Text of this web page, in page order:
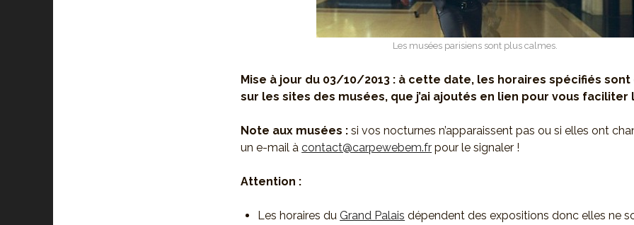
Les musées parisiens sont plus calmes.
Mise à jour du 03/10/2013 : à cette date, les horaires spécifiés
sur les sites des musées, que j’ai ajoutés en lien pour vous faciliter
Note aux musées : si vos nocturnes n’apparaissent pas ou si elles ont
un e-mail àcontact@carpewebem.fr pour le signaler !
Attention :
Les horaires du Grand Palais dépendent des expositions donc elles ne